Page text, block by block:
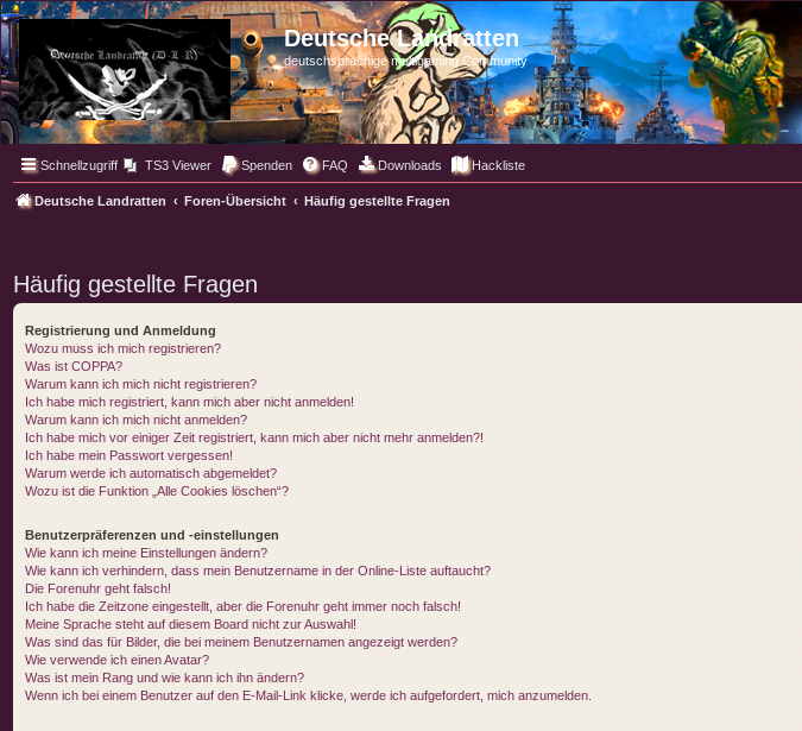
Deutsche Landratten
deutschsprachige multigaming Community
Schnellzugriff TS3 Viewer Spenden FAQ Downloads Hackliste
Deutsche Landratten Foren-Übersicht Häufig gestellte Fragen
Häufig gestellte Fragen
Registrierung und Anmeldung
Wozu muss ich mich registrieren?
Was ist COPPA?
Warum kann ich mich nicht registrieren?
Ich habe mich registriert, kann mich aber nicht anmelden!
Warum kann ich mich nicht anmelden?
Ich habe mich vor einiger Zeit registriert, kann mich aber nicht mehr anmelden?!
Ich habe mein Passwort vergessen!
Warum werde ich automatisch abgemeldet?
Wozu ist die Funktion „Alle Cookies löschen“?
Benutzerpräferenzen und -einstellungen
Wie kann ich meine Einstellungen ändern?
Wie kann ich verhindern, dass mein Benutzername in der Online-Liste auftaucht?
Die Forenuhr geht falsch!
Ich habe die Zeitzone eingestellt, aber die Forenuhr geht immer noch falsch!
Meine Sprache steht auf diesem Board nicht zur Auswahl!
Was sind das für Bilder, die bei meinem Benutzernamen angezeigt werden?
Wie verwende ich einen Avatar?
Was ist mein Rang und wie kann ich ihn ändern?
Wenn ich bei einem Benutzer auf den E-Mail-Link klicke, werde ich aufgefordert, mich anzumelden.